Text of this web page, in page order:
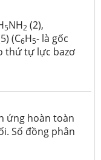
5NH2 (2),
(C6H5- là gốc
thứ tự lực bazơ
ứng hoàn toàn
Số đồng phân